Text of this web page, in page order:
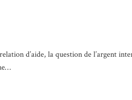
d’aide, la question de l’argent